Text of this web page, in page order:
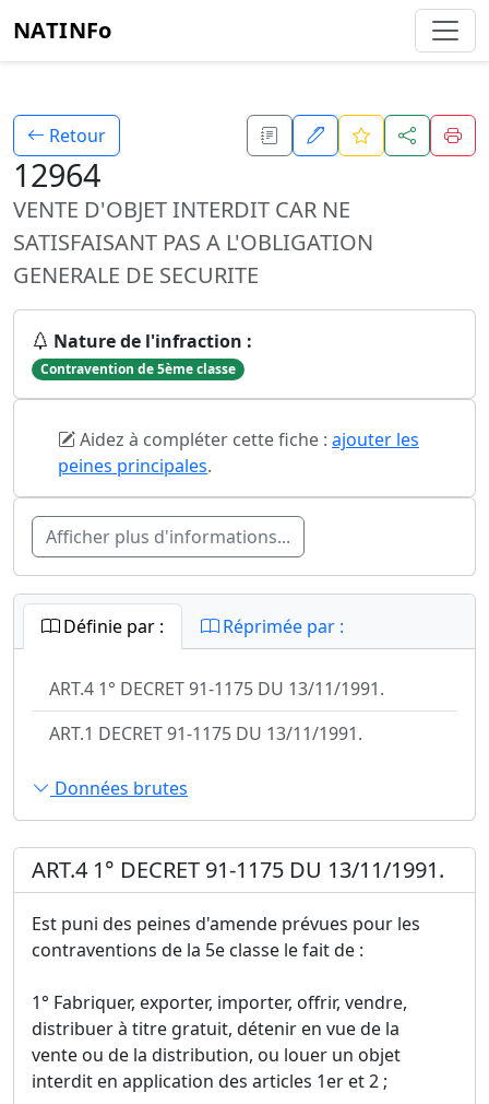
NATINFo
Retour
12964
VENTE D'OBJET INTERDIT CAR NE
SATISFAISANT PAS A L'OBLIGATION
GENERALE DE SECURITE
Nature de l'infraction :
Contravention de 5ème classe
Aidez à compléter cette fiche : ajouter les
peines principales.
Afficher plus d'informations...
Définie par : Réprimée par :
ART.4 1° DECRET 91-1175 DU 13/11/1991.
ART.1 DECRET 91-1175 DU 13/11/1991.
Données brutes
ART.4 1° DECRET 91-1175 DU 13/11/1991.
Est puni des peines d'amende prévues pour les
contraventions de la 5e classe le fait de :
1° Fabriquer, exporter, importer, offrir, vendre,
distribuer à titre gratuit, détenir en vue de la
vente ou de la distribution, ou louer un objet
interdit en application des articles 1er et 2 ;